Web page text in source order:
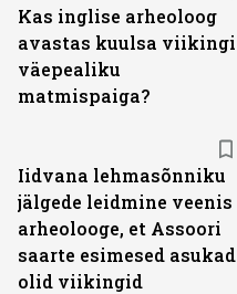
Kas inglise arheoloog
avastas kuulsa viikingi
väepealiku
matmispaiga?
Iidvana lehmasõnniku
jälgede leidmine veenis
arheolooge, et Assoori
saarte esimesed asukad
olid viikingid